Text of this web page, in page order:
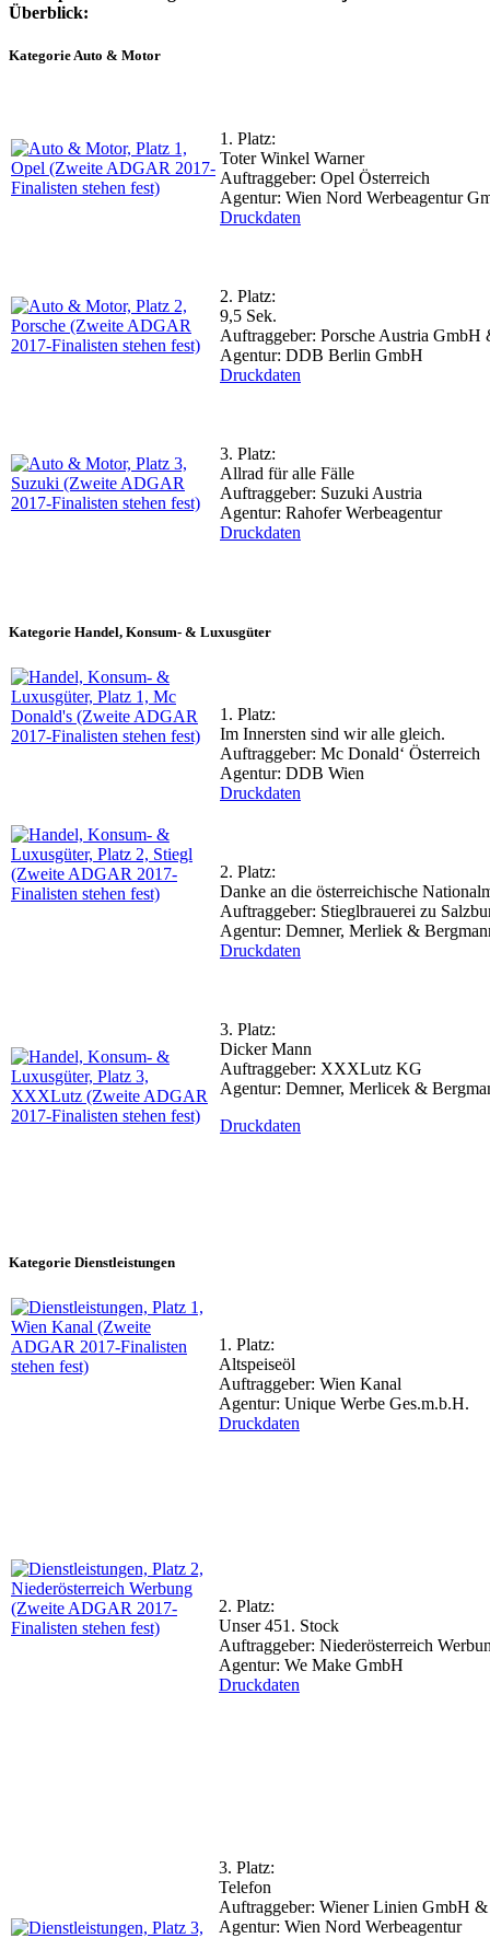
Überblick:
Kategorie Auto & Motor
1. Platz:
Toter Winkel Warner
Auftraggeber: Opel Österreich
Agentur: Wien Nord Werbeagentur
Druckdaten
2. Platz:
9,5 Sek.
Auftraggeber: Porsche Austria GmbH
Agentur: DDB Berlin GmbH
Druckdaten
3. Platz:
Allrad für alle Fälle
Auftraggeber: Suzuki Austria
Agentur: Rahofer Werbeagentur
Druckdaten
Kategorie Handel, Konsum- & Luxusgüter
1. Platz:
Im Innersten sind wir alle gleich.
Auftraggeber: Mc Donald‘ Österreich
Agentur: DDB Wien
Druckdaten
2. Platz:
Danke an die österreichische
Auftraggeber: Stieglbrauerei zu
Agentur: Demner, Merliek &
Druckdaten
3. Platz:
Dicker Mann
Auftraggeber: XXXLutz KG
Agentur: Demner, Merlicek &
Druckdaten
Kategorie Dienstleistungen
1. Platz:
Altspeiseöl
Auftraggeber: Wien Kanal
Agentur: Unique Werbe Ges.m.b.H.
Druckdaten
2. Platz:
Unser 451. Stock
Auftraggeber: Niederösterreich
Agentur: We Make GmbH
Druckdaten
3. Platz:
Telefon
Auftraggeber: Wiener Linien GmbH
Agentur: Wien Nord Werbeagentur